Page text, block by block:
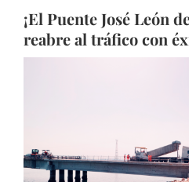
¡El Puente José León
reabre al tráfico con